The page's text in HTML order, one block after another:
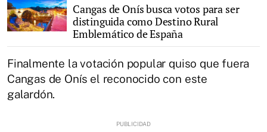
Cangas de Onís busca votos para ser
distinguida como Destino Rural
Emblemático de España
Finalmente la votación popular quiso que fuera
Cangas de Onís el reconocido con este
galardón.